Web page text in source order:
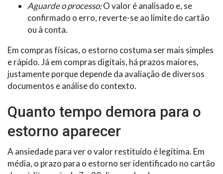
Aguarde o processo:O valor é analisado e, se
confirmado o erro, reverte-se ao limite do cartão
ou à conta.
Em compras físicas, o estorno costuma ser mais simples
e rápido. Já em compras digitais, há prazos maiores,
justamente porque depende da avaliação de diversos
documentos e análise do contexto.
Quanto tempo demora para o
estorno aparecer
A ansiedade para ver o valor restituído é legítima. Em
média, o prazo para o estorno ser identificado no cartão